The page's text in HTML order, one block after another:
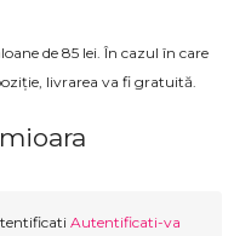
de 85 lei. În cazul în care
livrarea va fi gratuită.
Autentificati-va